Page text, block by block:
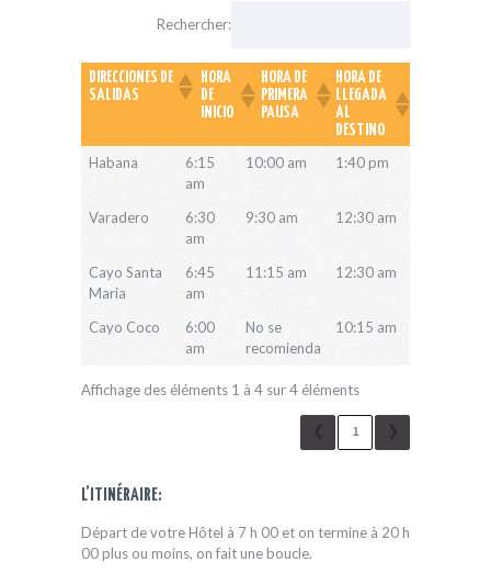
Rechercher:
DIRECCIONES DE
SALIDAS
HORA
DE
INICIO
HORA DE
PRIMERA
PAUSA
HORA DE
LLEGADA
AL
DESTINO
DIRECCIONES
DE SALIDAS
HORA
DE
INICIO
HORA DE
PRIMERA
HORA DE
LLEGADA
Habana
6:15
am
10:00 am 1:40 pm
Varadero
6:30
am
9:30 am 12:30 am
Cayo Santa
Maria
6:45
am
11:15 am 12:30 am
Cayo Coco
6:00
am
No se
recomienda
10:15 am
Affichage des éléments 1 à 4 sur 4 éléments
1
L’ITINÉRAIRE:
Départ de votre Hôtel à 7 h 00 et on termine à 20 h
00 plus ou moins, on fait une boucle.